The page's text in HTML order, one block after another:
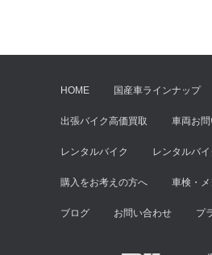
HOME 国産車ラインナップ
出張バイク高価買取 車両お
レンタルバイク レンタルバ
購入をお考えの方へ 車検・
ブログ お問い合わせ プ